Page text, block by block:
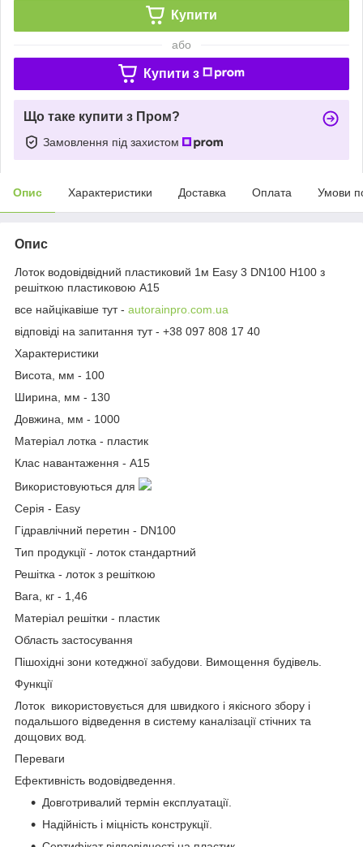
Купити
або
Купити з
Що таке купити з Пром?
Замовлення під захистом
Опис Характеристики Доставка Оплата Умови
Опис
Лоток водовідвідний пластиковий 1м Easy 3 DN100 H100 з
решіткою пластиковою А15
все найцікавіше тут - autorainpro.com.ua
відповіді на запитання тут - +38 097 808 17 40
Характеристики
Висота, мм - 100
Ширина, мм - 130
Довжина, мм - 1000
Матеріал лотка - пластик
Клас навантаження - А15
Використовуються для
Серія - Easy
Гідравлічний перетин - DN100
Тип продукції - лоток стандартний
Решітка - лоток з решіткою
Вага, кг - 1,46
Матеріал решітки - пластик
Область застосування
Пішохідні зони котеджної забудови. Вимощення будівель.
Функції
Лоток використовується для швидкого і якісного збору і
подальшого відведення в систему каналізації стічних та
дощових вод.
Переваги
Ефективність водовідведення.
Довготривалий термін експлуатації.
Надійність і міцність конструкції.